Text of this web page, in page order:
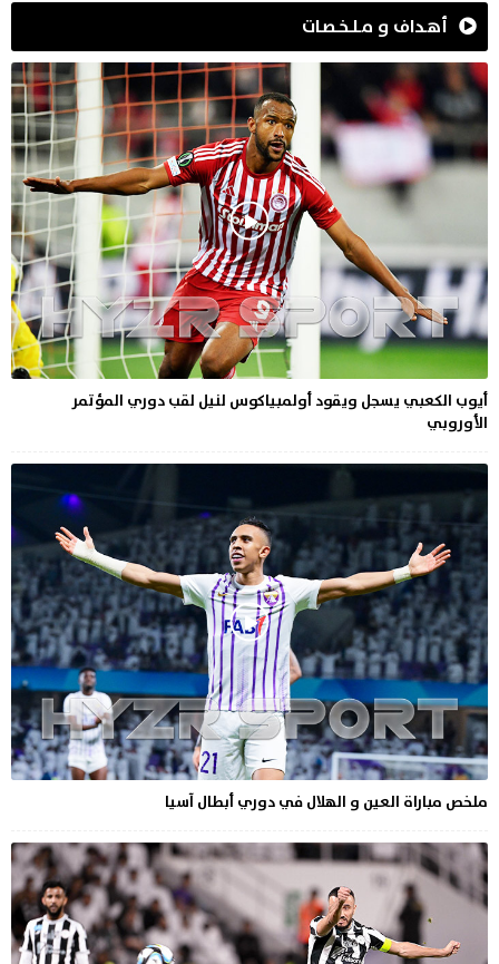
أهـداف و مـلـخـصـات
أيوب الكعبي يسجل ويقود أولمبياكوس لنيل لقب دوري المؤتمر
الأوروبي
ملخص مباراة العين و الهلال في دوري أبطال آسيا